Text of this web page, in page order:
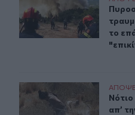
το
Νότιο Ρέθυμνο: Ο
απ’